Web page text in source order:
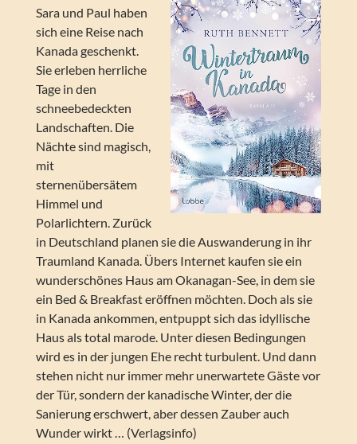
Sara und Paul haben
sich eine Reise nach
Kanada geschenkt.
Sie erleben herrliche
Tage in den
schneebedeckten
Landschaften. Die
Nächte sind magisch,
mit
sternenübersätem
Himmel und
Polarlichtern. Zurück
in Deutschland planen sie die Auswanderung in ihr
Traumland Kanada. Übers Internet kaufen sie ein
wunderschönes Haus am Okanagan-See, in dem sie
ein Bed & Breakfast eröffnen möchten. Doch als sie
in Kanada ankommen, entpuppt sich das idyllische
Haus als total marode. Unter diesen Bedingungen
wird es in der jungen Ehe recht turbulent. Und dann
stehen nicht nur immer mehr unerwartete Gäste vor
der Tür, sondern der kanadische Winter, der die
Sanierung erschwert, aber dessen Zauber auch
Wunder wirkt … (Verlagsinfo)